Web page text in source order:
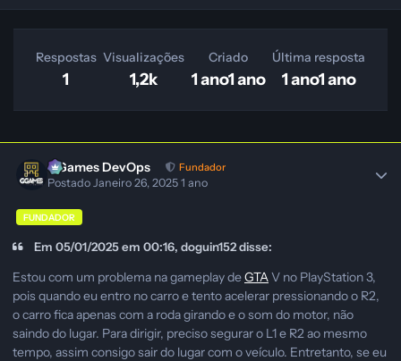
Respostas
1
Visualizações
1,2k
Criado
1 ano1 ano
Última resposta
1 ano1 ano
GGames DevOps Fundador
PostadoJaneiro 26, 20251 ano
FUNDADOR
Em 05/01/2025 em 00:16, doguin152 disse:
Estou com um problema na gameplay deGTAV no PlayStation 3,
pois quando eu entro no carro e tento acelerar pressionando o R2,
o carro fica apenas com a roda girando e o som do motor, não
saindo do lugar. Para dirigir, preciso segurar o L1 e R2 ao mesmo
tempo, assim consigo sair do lugar com o veículo. Entretanto, se eu